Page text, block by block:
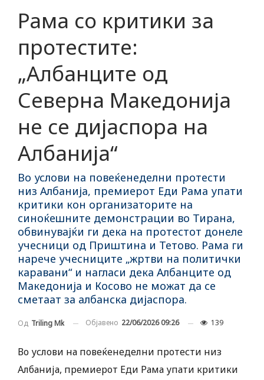
Рама со критики за
протестите:
„Албанците од
Северна Македонија
не се дијаспора на
Албанија“
Во услови на повеќенеделни протести
низ Албанија, премиерот Еди Рама упати
критики кон организаторите на
синоќешните демонстрации во Тирана,
обвинувајќи ги дека на протестот донеле
учесници од Приштина и Тетово. Рама ги
нарече учесниците „жртви на политички
каравани“ и нагласи дека Албанците од
Македонија и Косово не можат да се
сметаат за албанска дијаспора.
Од Triling Mk Објавено 22/06/2026 09:26 139
Во услови на повеќенеделни протести низ
Албанија, премиерот Еди Рама упати критики